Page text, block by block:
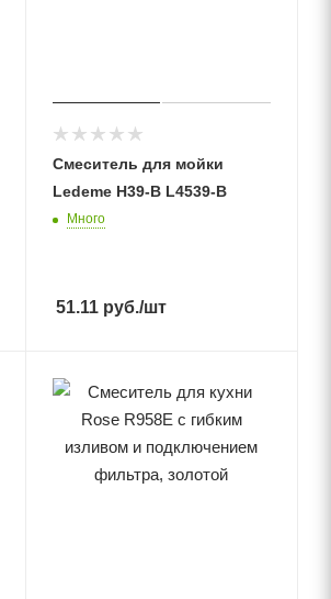
Смеситель для мойки
Ledeme H39-B L4539-B
Много
51.11руб./шт